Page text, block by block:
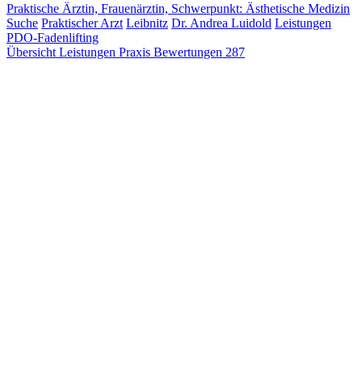
Praktische Ärztin, Frauenärztin, Schwerpunkt: Ästhetische Medizin
Suche Praktischer Arzt Leibnitz Dr. Andrea Luidold Leistungen
PDO-Fadenlifting
Übersicht Leistungen Praxis Bewertungen 287